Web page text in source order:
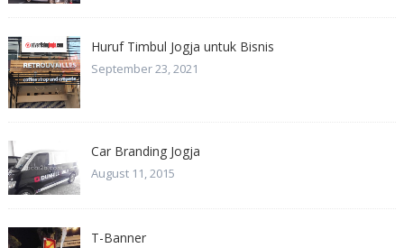
Huruf Timbul Jogja untuk Bisnis
September 23, 2021
Car Branding Jogja
August 11, 2015
T-Banner